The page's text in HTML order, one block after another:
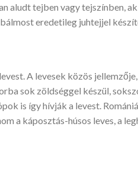
aludt tejben vagy tejszínben,
eredetileg juhtejjel
A levesek közös
sok zöldséggel készül,
is így hívják a levest.
a káposztás-húsos leves, a